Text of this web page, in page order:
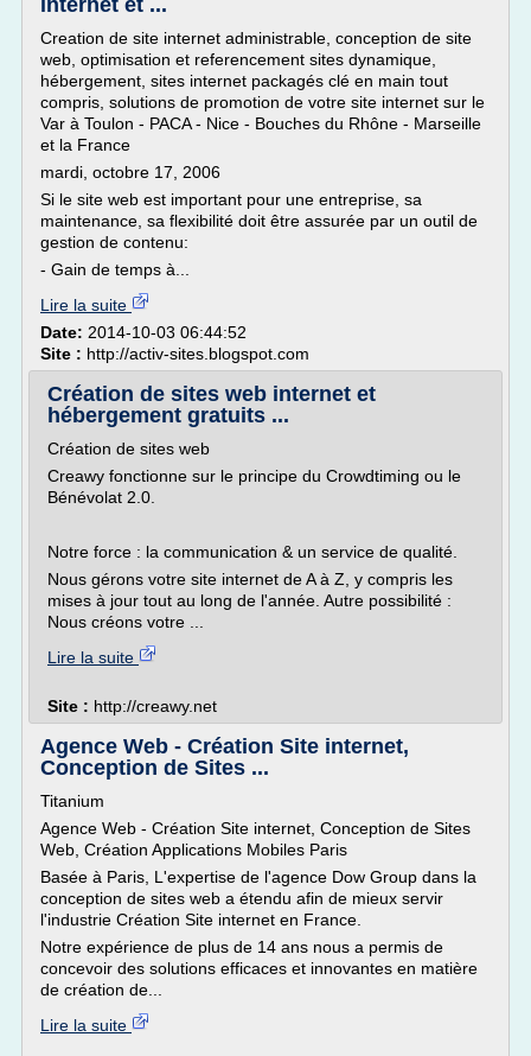
internet et ...
Creation de site internet administrable, conception de site
web, optimisation et referencement sites dynamique,
hébergement, sites internet packagés clé en main tout
compris, solutions de promotion de votre site internet sur le
Var à Toulon - PACA - Nice - Bouches du Rhône - Marseille
et la France
mardi, octobre 17, 2006
Si le site web est important pour une entreprise, sa
maintenance, sa flexibilité doit être assurée par un outil de
gestion de contenu:
- Gain de temps à...
Lire la suite
Date: 2014-10-03 06:44:52
Site : http://activ-sites.blogspot.com
Création de sites web internet et
hébergement gratuits ...
Création de sites web
Creawy fonctionne sur le principe du Crowdtiming ou le
Bénévolat 2.0.
Notre force : la communication & un service de qualité.
Nous gérons votre site internet de A à Z, y compris les
mises à jour tout au long de l'année. Autre possibilité :
Nous créons votre ...
Lire la suite
Site : http://creawy.net
Agence Web - Création Site internet,
Conception de Sites ...
Titanium
Agence Web - Création Site internet, Conception de Sites
Web, Création Applications Mobiles Paris
Basée à Paris, L'expertise de l'agence Dow Group dans la
conception de sites web a étendu afin de mieux servir
l'industrie Création Site internet en France.
Notre expérience de plus de 14 ans nous a permis de
concevoir des solutions efficaces et innovantes en matière
de création de...
Lire la suite